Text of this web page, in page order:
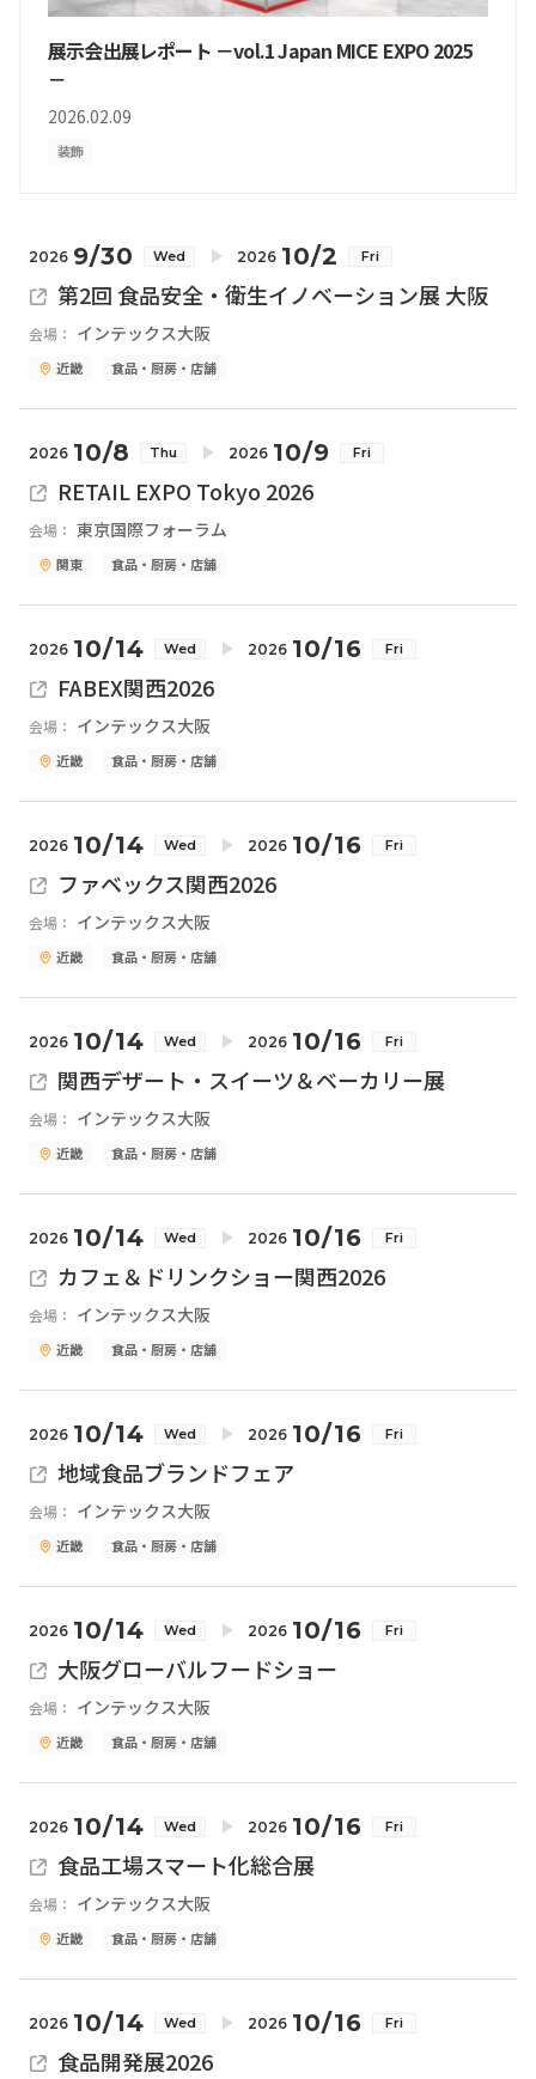
展示会出展レポート －vol.1 Japan MICE EXPO 2025
－
2026.02.09
装飾
2026 9/30 Wed 2026 10/2 Fri
第2回 食品安全・衛生イノベーション展 大阪
会場： インテックス大阪
近畿 食品・厨房・店舗
2026 10/8 Thu 2026 10/9 Fri
RETAIL EXPO Tokyo 2026
会場： 東京国際フォーラム
関東 食品・厨房・店舗
2026 10/14 Wed 2026 10/16 Fri
FABEX関西2026
会場： インテックス大阪
近畿 食品・厨房・店舗
2026 10/14 Wed 2026 10/16 Fri
ファベックス関西2026
会場： インテックス大阪
近畿 食品・厨房・店舗
2026 10/14 Wed 2026 10/16 Fri
関西デザート・スイーツ＆ベーカリー展
会場： インテックス大阪
近畿 食品・厨房・店舗
2026 10/14 Wed 2026 10/16 Fri
カフェ＆ドリンクショー関西2026
会場： インテックス大阪
近畿 食品・厨房・店舗
2026 10/14 Wed 2026 10/16 Fri
地域食品ブランドフェア
会場： インテックス大阪
近畿 食品・厨房・店舗
2026 10/14 Wed 2026 10/16 Fri
大阪グローバルフードショー
会場： インテックス大阪
近畿 食品・厨房・店舗
2026 10/14 Wed 2026 10/16 Fri
食品工場スマート化総合展
会場： インテックス大阪
近畿 食品・厨房・店舗
2026 10/14 Wed 2026 10/16 Fri
食品開発展2026